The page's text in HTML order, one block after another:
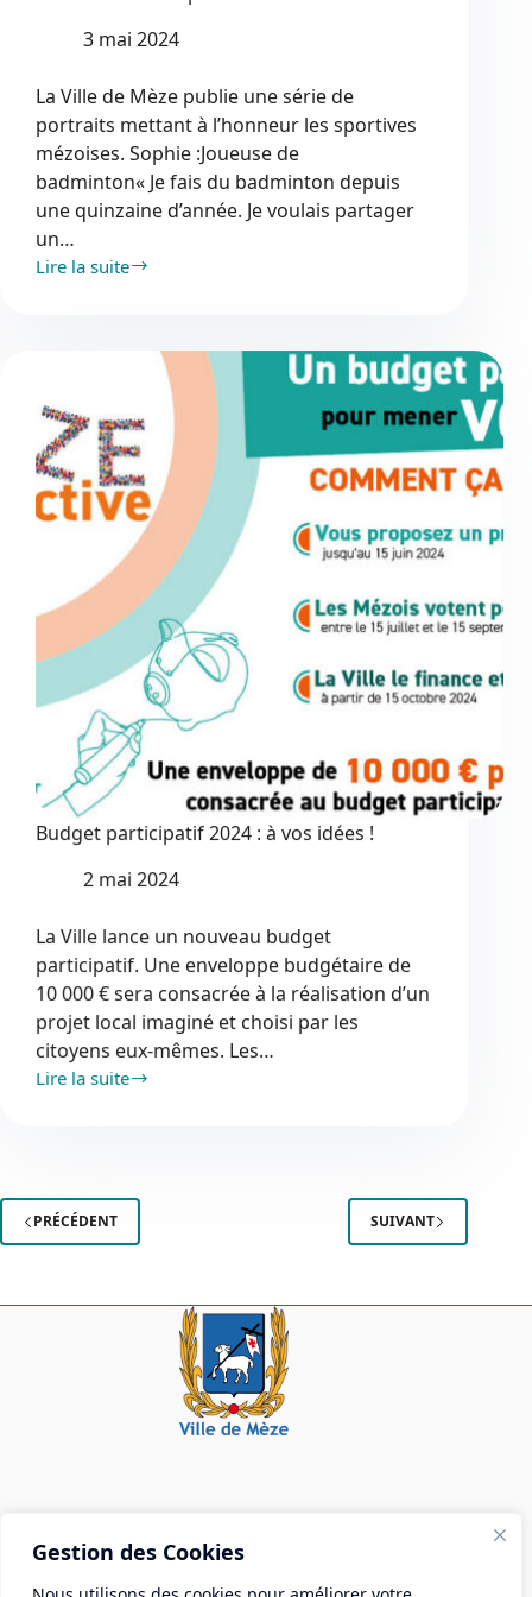
Gestion des Cookies
3 mai 2024
La Ville de Mèze publie une série de
portraits mettant à l’honneur les sportives
mézoises. Sophie :Joueuse de
badminton« Je fais du badminton depuis
une quinzaine d’année. Je voulais partager
un…
Lire la suite
Lumière
#9
Budget participatif 2024 : à vos idées !
2 mai 2024
La Ville lance un nouveau budget
participatif. Une enveloppe budgétaire de
10 000 € sera consacrée à la réalisation d’un
projet local imaginé et choisi par les
citoyens eux-mêmes. Les…
Lire la suite
Budget
à
vos
idées
PRÉCÉDENT SUIVANT
Mairie de Mèze